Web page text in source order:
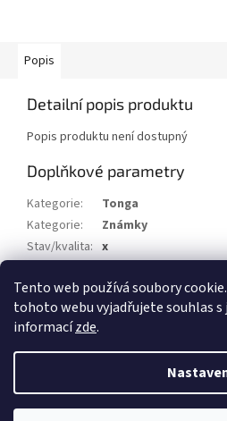
Tento web používá soubory
tohoto webu vyjadřujete souhlas s
informacízde.
Popis
Detailní popis produktu
Popis produktu není dostupný
Doplňkové parametry
Kategorie:
Tonga
Kategorie:
Známky
Stav/kvalita: x
Rok: 1893
Vytvořil